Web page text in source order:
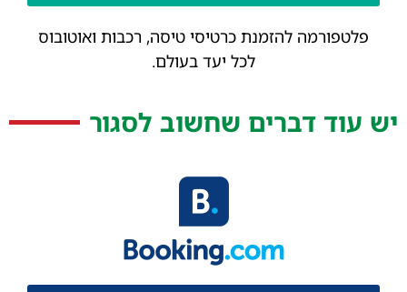
פלטפורמה להזמנת כרטיסי טיסה, רכבות ואוטובוס
לכל יעד בעולם.
יש עוד דברים שחשוב לסגור